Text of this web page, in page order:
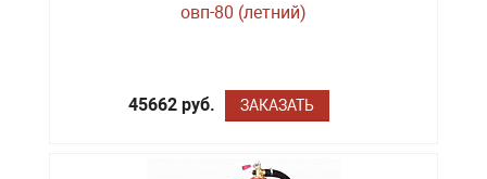
овп-80 (летний)
45662 руб. ЗАКАЗАТЬ